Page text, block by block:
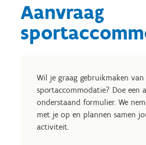
Aanvraag
Wil je graag gebruikmaken van
sportaccommodatie? Doe een
onderstaand formulier. We
met je op en plannen samen
activiteit.